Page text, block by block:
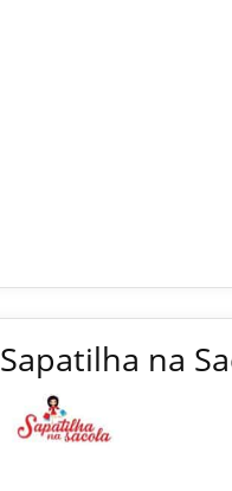
Sapatilha na